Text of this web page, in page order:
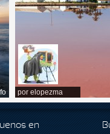
por elopezma
en